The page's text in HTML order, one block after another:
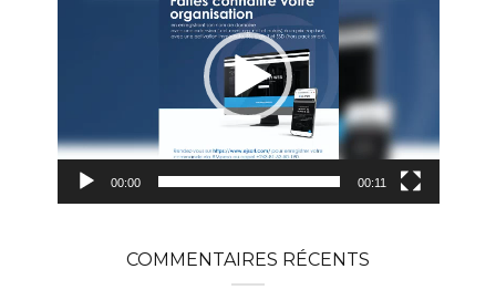
vidéo
00:00 00:11
COMMENTAIRES RÉCENTS